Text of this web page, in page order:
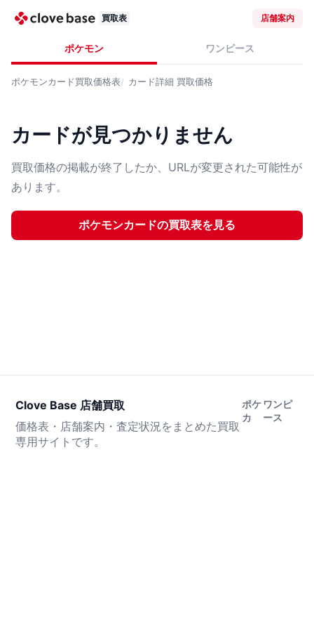
買取表 店舗案内
ポケモン ワンピース
ポケモンカード買取価格表 カード詳細 買取価格
カードが見つかりません
買取価格の掲載が終了したか、URLが変更された可能性が
あります。
ポケモンカードの買取表を見る
Clove Base 店舗買取
価格表・店舗案内・査定状況をまとめた買取
専用サイトです。
ポケ
カ
ワンピ
ース